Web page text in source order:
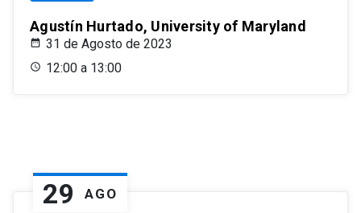
Agustín Hurtado, University of Maryland
31 de Agosto de 2023
12:00 a 13:00
29 AGO